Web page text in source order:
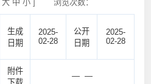
大 中 小] 浏览次数：
生成
日期
2025-
02-28
公开
日期
2025-
02-28
附件
— —